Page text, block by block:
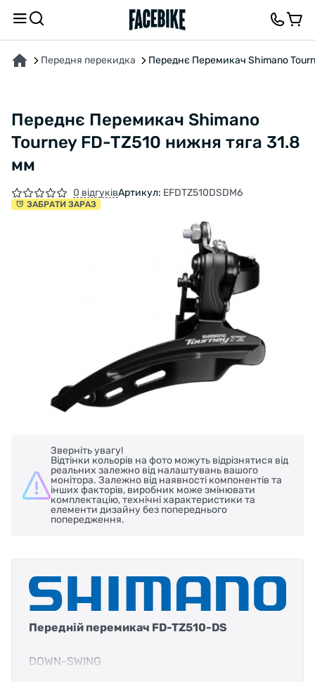
Передня перекидка Переднє Перемикач Shimano
Переднє Перемикач Shimano
Tourney FD-TZ510 нижня тяга 31.8
мм
0 відгуківАртикул: EFDTZ510DSDM6
ЗАБРАТИ ЗАРАЗ
Зверніть увагу!
Відтінки кольорів на фото можуть відрізнятися від
реальних залежно від налаштувань вашого
монітора. Залежно від наявності компонентів та
інших факторів, виробник може змінювати
комплектацію, технічні характеристики та
елементи дизайну без попереднього
попередження.
Передній перемикач FD-TZ510-DS
DOWN-SWING
ПРО ТОВАР ХАРАКТЕРИСТИКИОПИС ВІДГУКИ ТА ЗАПИТАННЯ